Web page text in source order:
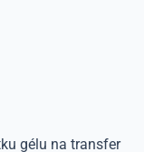
gélu na transfer